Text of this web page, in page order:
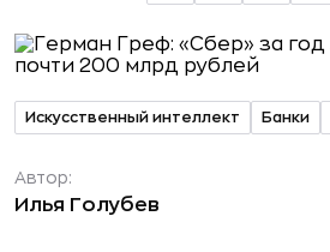
Искусственный интеллект Банки
Автор:
Илья Голубев